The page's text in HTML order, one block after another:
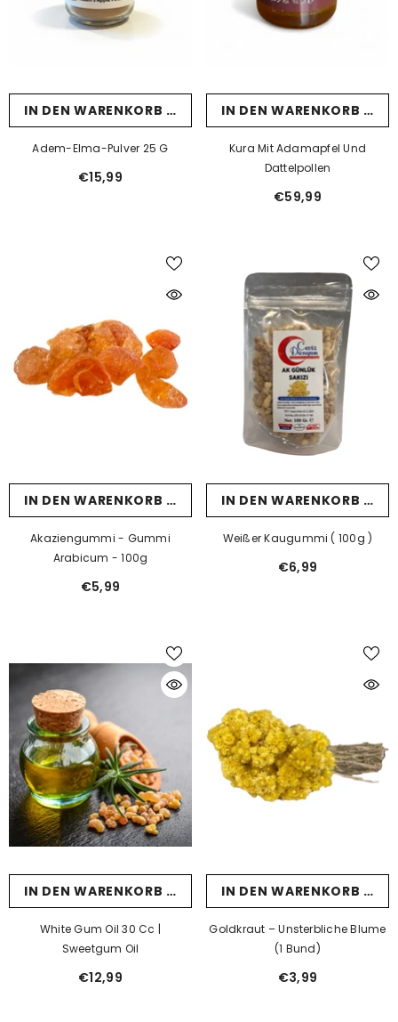
IN DEN WARENKORB LEGEN
Adem-Elma-Pulver 25 G
€15,99
IN DEN WARENKORB
Kura Mit Adamapfel Und
Dattelpollen
€59,99
IN DEN WARENKORB LEGEN
Akaziengummi - Gummi
Arabicum - 100g
€5,99
IN DEN WARENKORB
Weißer Kaugummi ( 100g )
€6,99
IN DEN WARENKORB LEGEN
White Gum Oil 30 Cc |
Sweetgum Oil
€12,99
IN DEN WARENKORB
Goldkraut – Unsterbliche Blume
(1 Bund)
€3,99